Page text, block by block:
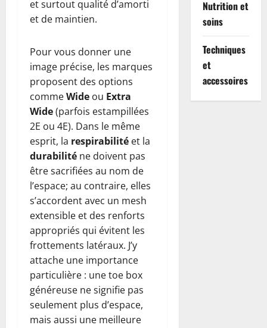
et surtout qualité d’amorti
et de maintien.
Pour vous donner une
image précise, les marques
proposent des options
commeWide ou Extra
Wide(parfois estampillées
2E ou 4E). Dans le même
esprit, la respirabilité et la
durabilité ne doivent pas
être sacrifiées au nom de
l’espace; au contraire, elles
s’accordent avec un mesh
extensible et des renforts
appropriés qui évitent les
frottements latéraux. J’y
attache une importance
particulière : une toe box
généreuse ne signifie pas
seulement plus d’espace,
mais aussi une meilleure
Nutrition et
soins
Techniques
et
accessoires